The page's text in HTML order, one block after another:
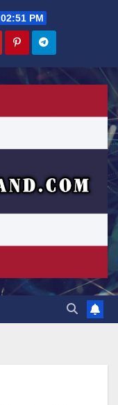
PM